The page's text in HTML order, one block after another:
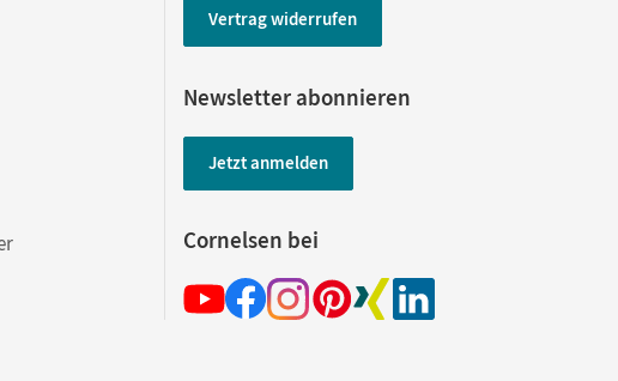
Vertrag widerrufen
Newsletter abonnieren
Jetzt anmelden
Cornelsen bei